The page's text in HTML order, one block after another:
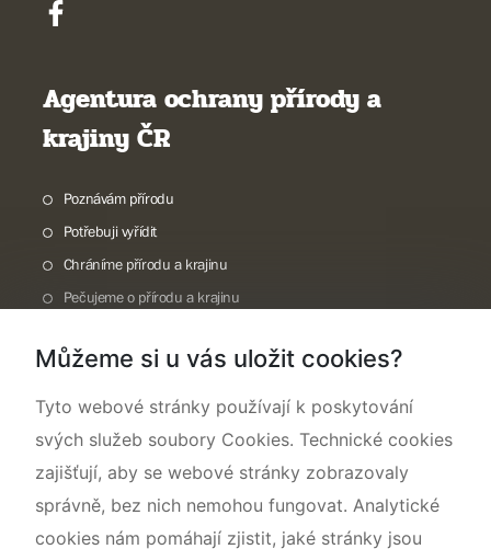
Agentura ochrany přírody a
krajiny ČR
Poznávám přírodu
Potřebuji vyřídit
Chráníme přírodu a krajinu
Pečujeme o přírodu a krajinu
O nás
Můžeme si u vás uložit cookies?
Tyto webové stránky používají k poskytování
svých služeb soubory Cookies. Technické cookies
zajišťují, aby se webové stránky zobrazovaly
správně, bez nich nemohou fungovat. Analytické
cookies nám pomáhají zjistit, jaké stránky jsou